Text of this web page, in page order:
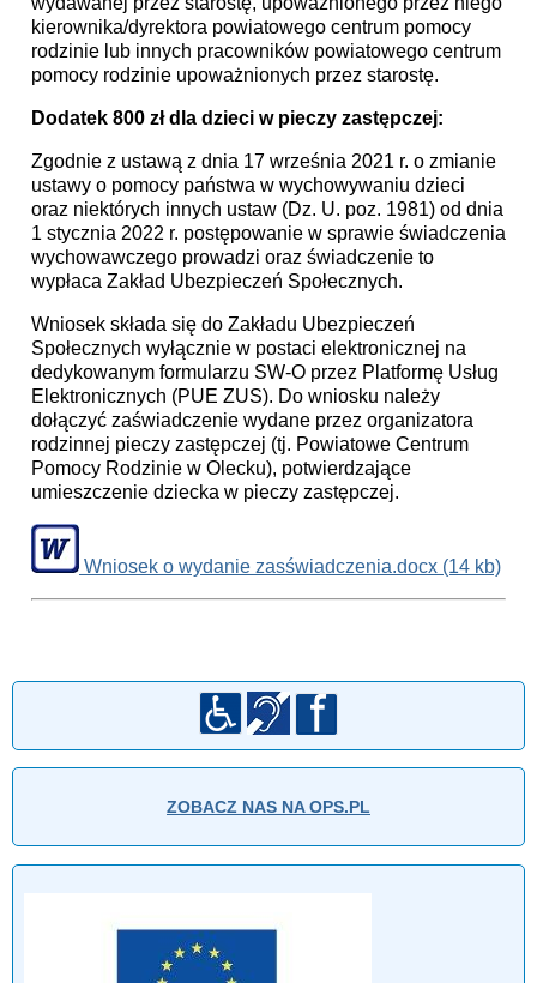
kierownika/dyrektora powiatowego centrum pomocy
rodzinie lub innych pracowników powiatowego centrum
pomocy rodzinie upoważnionych przez starostę.
Dodatek 800 zł dla dzieci w pieczy zastępczej:
Zgodnie z ustawą z dnia 17 września 2021 r. o zmianie
ustawy o pomocy państwa w wychowywaniu dzieci
oraz niektórych innych ustaw (Dz. U. poz. 1981) od dnia
1 stycznia 2022 r. postępowanie w sprawie świadczenia
wychowawczego prowadzi oraz świadczenie to
wypłaca Zakład Ubezpieczeń Społecznych.
Wniosek składa się do Zakładu Ubezpieczeń
Społecznych wyłącznie w postaci elektronicznej na
dedykowanym formularzu SW-O przez Platformę Usług
Elektronicznych (PUE ZUS). Do wniosku należy
dołączyć zaświadczenie wydane przez organizatora
rodzinnej pieczy zastępczej (tj. Powiatowe Centrum
Pomocy Rodzinie w Olecku), potwierdzające
umieszczenie dziecka w pieczy zastępczej.
Wniosek o wydanie zasświadczenia.docx (14 kb)
ZOBACZ NAS NA OPS.PL